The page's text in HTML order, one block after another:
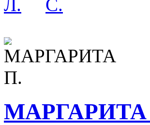
МАРГАРИТА